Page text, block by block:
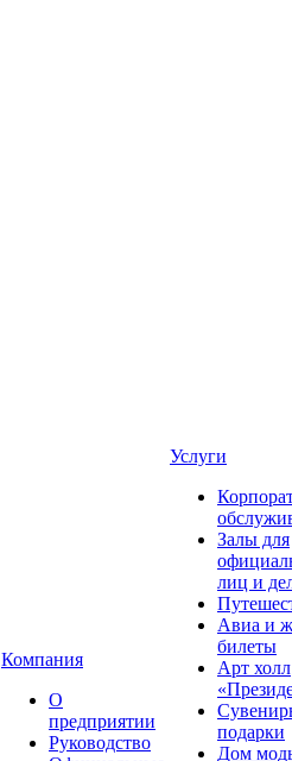
Компания
О
предприятии
Руководство
Услуги
Залы для
лиц и
Авиа и
билеты
Арт холл
подарки
Дом